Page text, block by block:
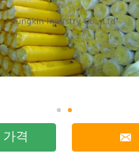
가격